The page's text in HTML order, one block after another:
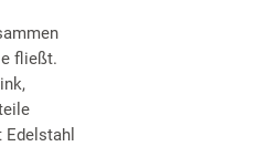
fließt.